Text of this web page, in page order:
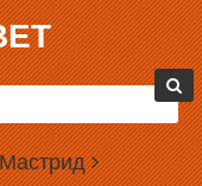
ВСЛЕД ЗА
Аркадий